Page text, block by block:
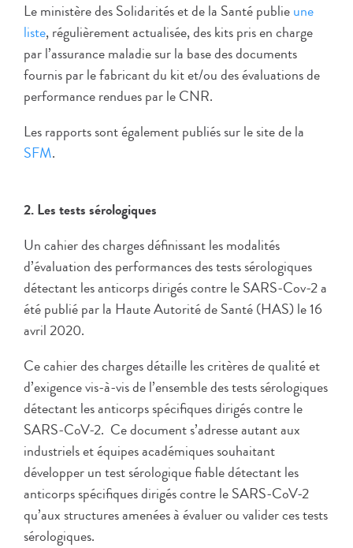
Le ministère des Solidarités et de la Santé publieune
liste, régulièrement actualisée, des kits pris en charge
par l’assurance maladie sur la base des documents
fournis par le fabricant du kit et/ou des évaluations de
performance rendues par le CNR.
Les rapports sont également publiés sur le site de la
SFM.
2. Les tests sérologiques
Un cahier des charges définissant les modalités
d’évaluation des performances des tests sérologiques
détectant les anticorps dirigés contre le SARS-Cov-2 a
été publié par la Haute Autorité de Santé (HAS) le 16
avril 2020.
Ce cahier des charges détaille les critères de qualité et
d’exigence vis-à-vis de l’ensemble des tests sérologiques
détectant les anticorps spécifiques dirigés contre le
SARS-CoV-2. Ce document s’adresse autant aux
industriels et équipes académiques souhaitant
développer un test sérologique fiable détectant les
anticorps spécifiques dirigés contre le SARS-CoV-2
qu’aux structures amenées à évaluer ou valider ces tests
sérologiques.